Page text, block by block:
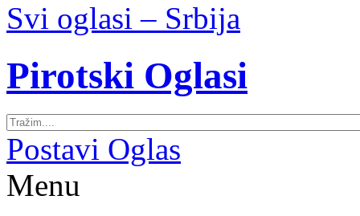
Svi oglasi – Srbija
Pirotski Oglasi
Postavi Oglas
Menu